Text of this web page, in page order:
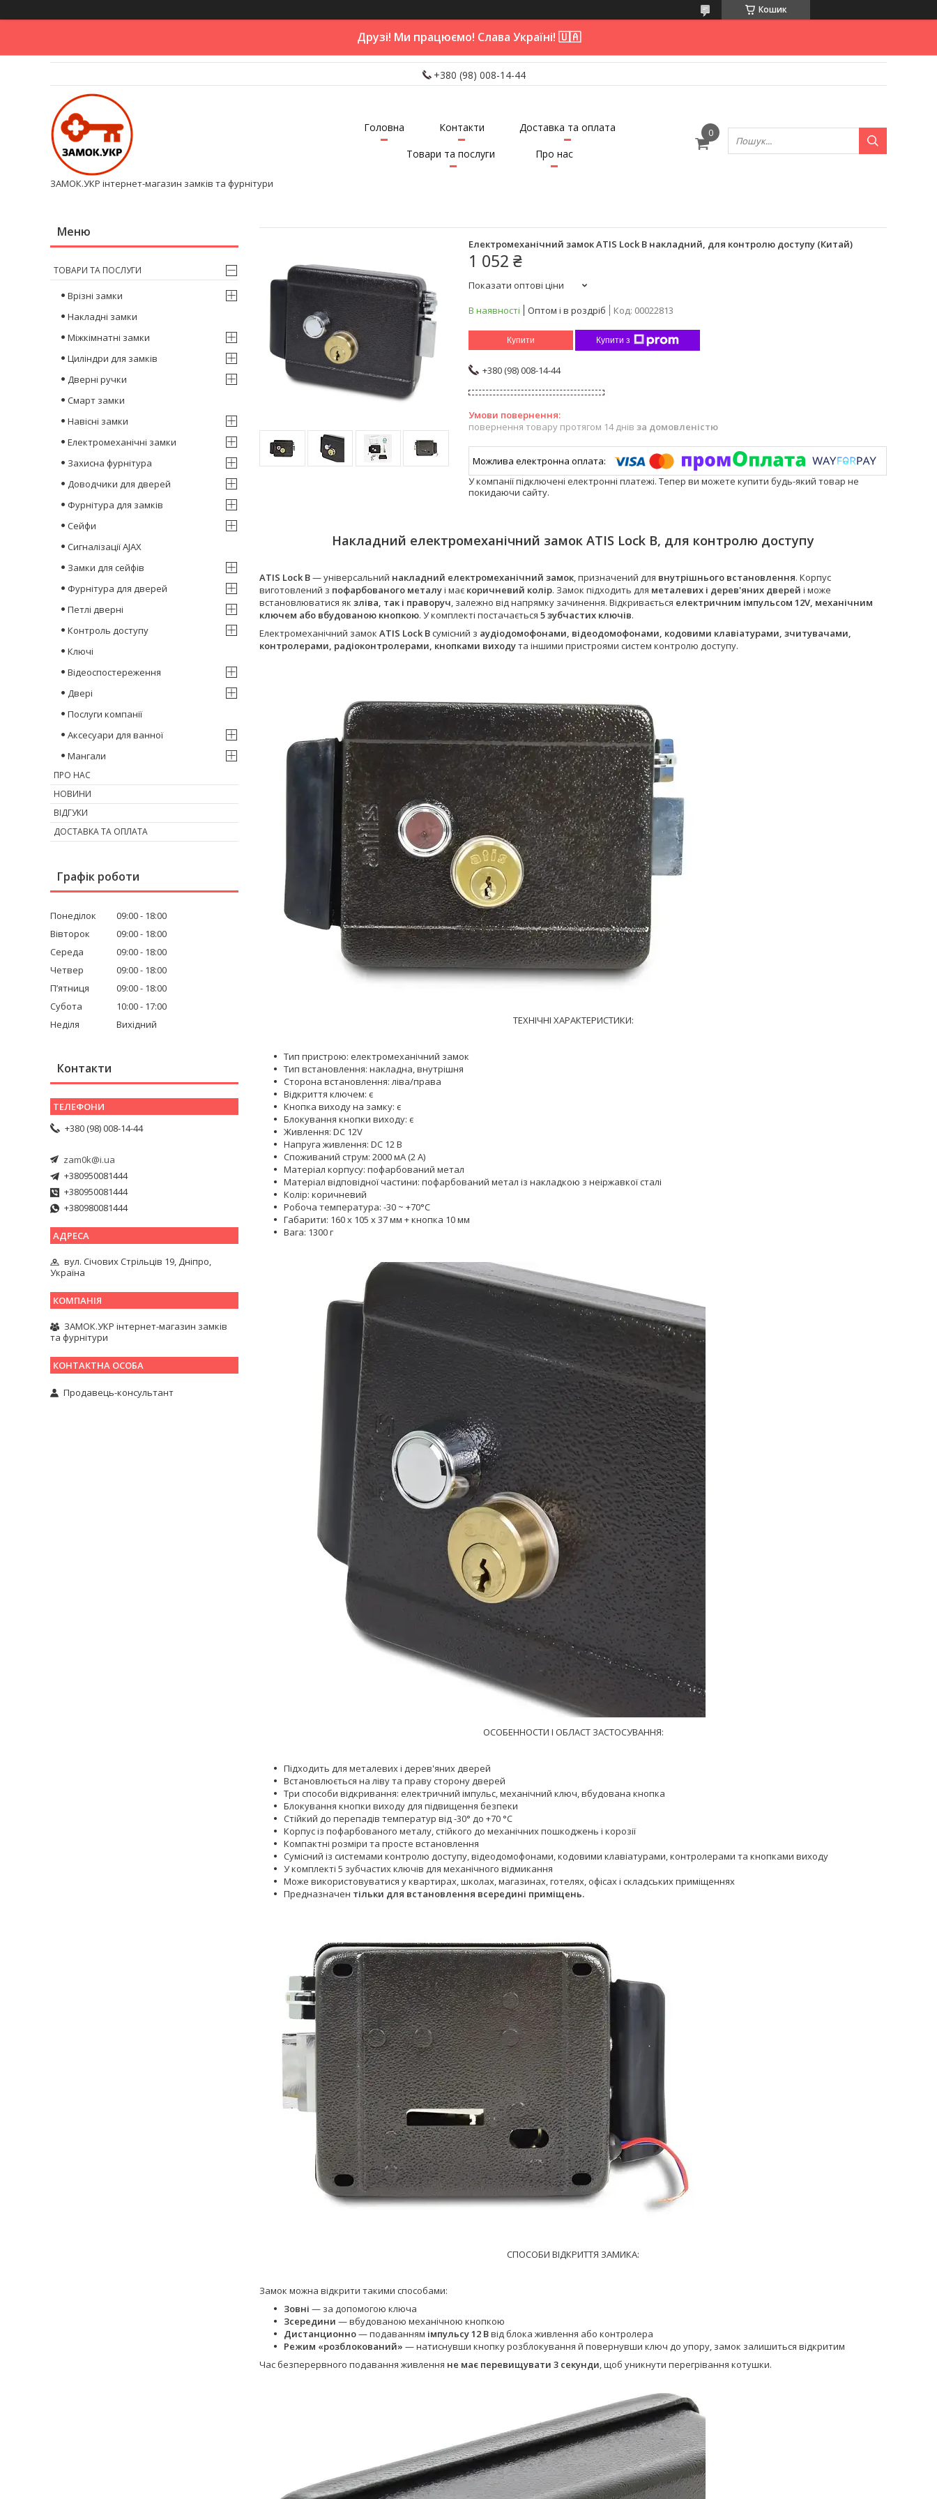
Кошик
Друзі! Ми працюємо! Слава Україні! 🇺🇦
+380 (98) 008-14-44
ЗАМОК.УКР інтернет-магазин замків та фурнітури
Головна Контакти
Доставка та оплата
Товари та послуги
Про нас
Електромеханічний замок ATIS Lock B накладний, для контролю доступу (Китай)
1 052 ₴
Показати оптові ціни
В наявності
Оптом і в роздріб Код: 00022813
Купити Купити з
+380 (98) 008-14-44
повернення товару протягом 14 днів за домовленістю
У компанії підключені електронні платежі. Тепер ви можете купити будь-який товар не
покидаючи сайту.
Накладний електромеханічний замок ATIS Lock B, для контролю доступу
ATIS Lock B— універсальний накладний електромеханічний замок , призначений для внутрішнього встановлення. Корпус
виготовлений з пофарбованого металуі має коричневий колір. Замок підходить для металевих і дерев'яних дверей і може
встановлюватися як зліва, так і праворуч , залежно від напрямку зачинення. Відкривається електричним імпульсом 12V, механічним
ключем або вбудованою кнопкою. У комплекті постачається 5 зубчастих ключів.
Електромеханічний замок ATIS Lock Bсумісний з аудіодомофонами, відеодомофонами, кодовими клавіатурами, зчитувачами,
контролерами, радіоконтролерами, кнопками виходута іншими пристроями систем контролю доступу.
ТЕХНІЧНІ ХАРАКТЕРИСТИКИ:
Тип пристрою: електромеханічний замок
Тип встановлення: накладна, внутрішня
Сторона встановлення: ліва/права
Відкриття ключем: є
Кнопка виходу на замку: є
Блокування кнопки виходу: є
Живлення: DC 12V
Напруга живлення: DC 12 В
Споживаний струм: 2000 мА (2 А)
Матеріал корпусу: пофарбований метал
Матеріал відповідної частини: пофарбований метал із накладкою з неіржавкої сталі
Колір: коричневий
Робоча температура: -30 ~ +70°C
Габарити: 160 х 105 х 37 мм + кнопка 10 мм
Вага: 1300 г
ОСОБЕННОСТИ І ОБЛАСТ ЗАСТОСУВАННЯ:
Підходить для металевих і дерев'яних дверей
Встановлюється на ліву та праву сторону дверей
Три способи відкривання: електричний імпульс, механічний ключ, вбудована кнопка
Блокування кнопки виходу для підвищення безпеки
Стійкий до перепадів температур від -30° до +70 °C
Корпус із пофарбованого металу, стійкого до механічних пошкоджень і корозії
Компактні розміри та просте встановлення
Сумісний із системами контролю доступу, відеодомофонами, кодовими клавіатурами, контролерами та кнопками виходу
У комплекті 5 зубчастих ключів для механічного відмикання
Може використовуватися у квартирах, школах, магазинах, готелях, офісах і складських приміщеннях
Предназначен тільки для встановлення всередині приміщень.
СПОСОБИ ВІДКРИТТЯ ЗАМИКА:
Замок можна відкрити такими способами:
Зовні — за допомогою ключа
Зсередини — вбудованою механічною кнопкою
Дистанционно— подаванням імпульсу 12 Ввід блока живлення або контролера
Режим «розблокований» — натиснувши кнопку розблокування й повернувши ключ до упору, замок залишиться відкритим
Час безперервного подавання живлення не має перевищувати 3 секунди , щоб уникнути перегрівання котушки.
ТОВАРИ ТА ПОСЛУГИ
Врізні замки
Накладні замки
Міжкімнатні замки
Циліндри для замків
Дверні ручки
Смарт замки
Навісні замки
Електромеханічні замки
Захисна фурнітура
Доводчики для дверей
Фурнітура для замків
Сейфи
Сигналізації AJAX
Замки для сейфів
Фурнітура для дверей
Петлі дверні
Контроль доступу
Ключі
Відеоспостереження
Двері
Послуги компанії
Аксесуари для ванної
Мангали
ПРО НАС
НОВИНИ
ВІДГУКИ
ДОСТАВКА ТА ОПЛАТА
Графік роботи
Понеділок 09:00
18:00
Вівторок
09:00
18:00
Середа
09:00
18:00
Четвер
09:00
18:00
Пʼятниця
09:00
18:00
Субота
10:00
17:00
Неділя
Вихідний
Контакти
+380 (98) 008-14-44
zam0k@i.ua
+380950081444
+380950081444
+380980081444
вул. Січових Стрільців 19, Дніпро,
Україна
ЗАМОК.УКР інтернет-магазин замків
та фурнітури
Продавець-консультант